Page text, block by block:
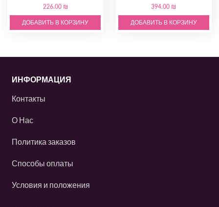
226.00 ₪
ДОБАВИТЬ В КОРЗИНУ
394.00 ₪
ДОБАВИТЬ В КОРЗИНУ
ИНФОРМАЦИЯ
Контакты
О Нас
Политика заказов
Способы оплаты
Условия и положения